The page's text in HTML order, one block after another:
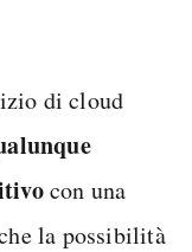
di cloud
con una
la possibilità